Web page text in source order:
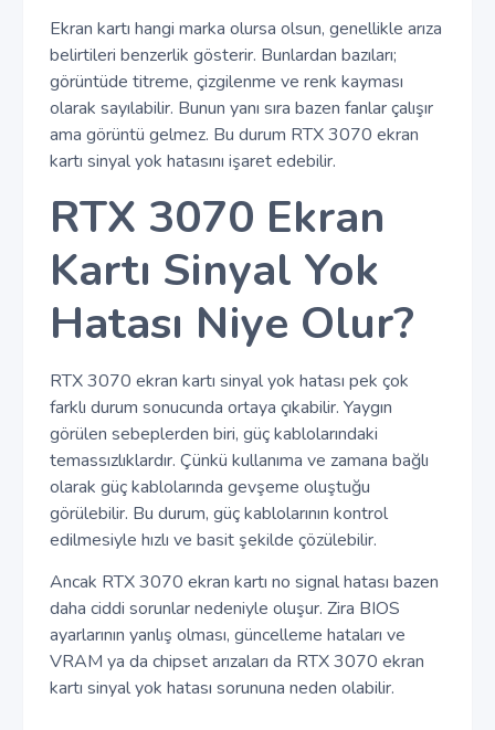
Ekran kartı hangi marka olursa olsun, genellikle arıza
belirtileri benzerlik gösterir. Bunlardan bazıları;
görüntüde titreme, çizgilenme ve renk kayması
olarak sayılabilir. Bunun yanı sıra bazen fanlar çalışır
ama görüntü gelmez. Bu durum RTX 3070 ekran
kartı sinyal yok hatasını işaret edebilir.
RTX 3070 Ekran
Kartı Sinyal Yok
Hatası Niye Olur?
RTX 3070 ekran kartı sinyal yok hatası pek çok
farklı durum sonucunda ortaya çıkabilir. Yaygın
görülen sebeplerden biri, güç kablolarındaki
temassızlıklardır. Çünkü kullanıma ve zamana bağlı
olarak güç kablolarında gevşeme oluştuğu
görülebilir. Bu durum, güç kablolarının kontrol
edilmesiyle hızlı ve basit şekilde çözülebilir.
Ancak RTX 3070 ekran kartı no signal hatası bazen
daha ciddi sorunlar nedeniyle oluşur. Zira BIOS
ayarlarının yanlış olması, güncelleme hataları ve
VRAM ya da chipset arızaları da RTX 3070 ekran
kartı sinyal yok hatası sorununa neden olabilir.